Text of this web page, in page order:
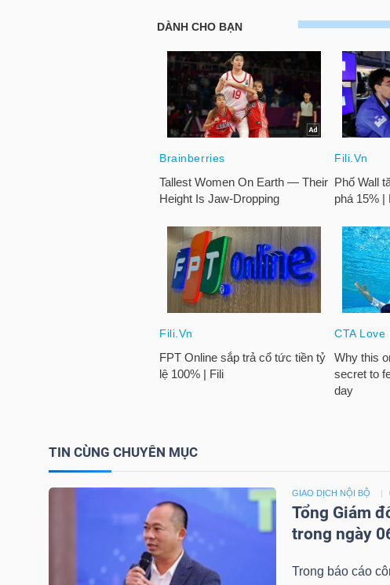
TIN CÙNG CHUYÊN MỤC
GIAO DỊCH NỘI BỘ
Tổng Giám
trong ngày
Trong báo cáo